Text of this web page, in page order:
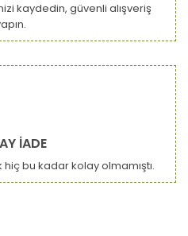
kaydedin, güvenli alışveriş
İADE
hiç bu kadar kolay olmamıştı.